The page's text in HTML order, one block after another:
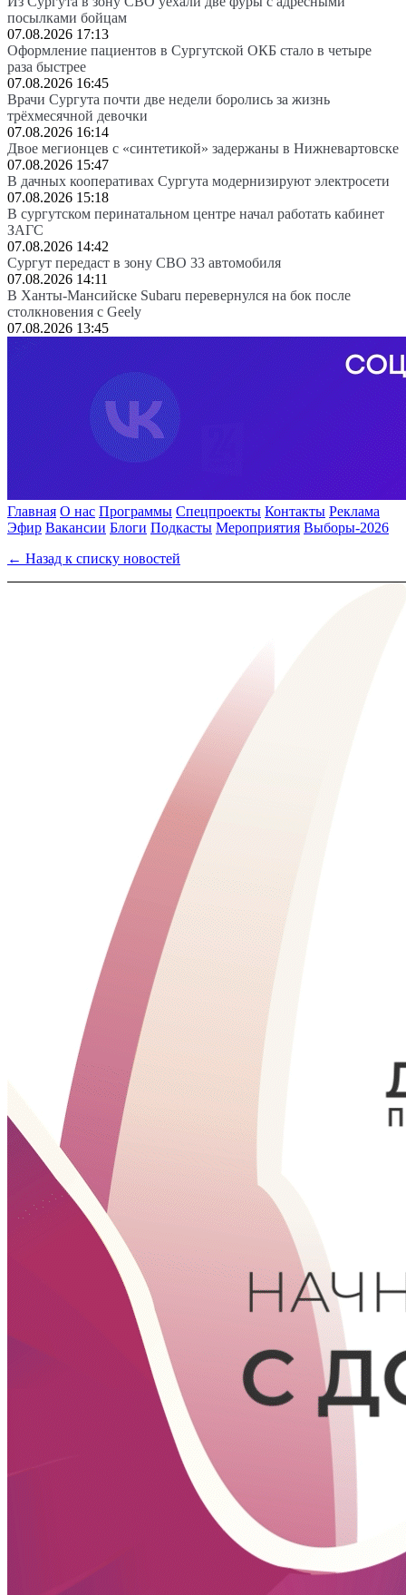
посылками бойцам
07.08.2026 17:13
Оформление пациентов в Сургутской ОКБ стало в четыре
раза быстрее
07.08.2026 16:45
Врачи Сургута почти две недели боролись за жизнь
трёхмесячной девочки
07.08.2026 16:14
Двое мегионцев с «синтетикой» задержаны в Нижневартовске
07.08.2026 15:47
В дачных кооперативах Сургута модернизируют электросети
07.08.2026 15:18
В сургутском перинатальном центре начал работать кабинет
ЗАГС
07.08.2026 14:42
Сургут передаст в зону СВО 33 автомобиля
07.08.2026 14:11
В Ханты-Мансийске Subaru перевернулся на бок после
столкновения с Geely
07.08.2026 13:45
Главная О нас Программы Спецпроекты Контакты Реклама
Эфир Вакансии Блоги Подкасты Мероприятия Выборы-2026
← Назад к списку новостей